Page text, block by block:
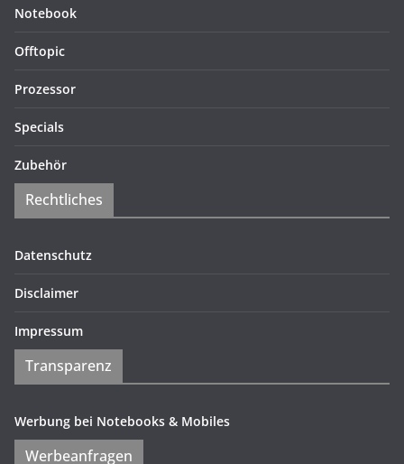
Notebook
Offtopic
Prozessor
Specials
Zubehör
Rechtliches
Datenschutz
Disclaimer
Impressum
Transparenz
Werbung bei Notebooks & Mobiles
Werbeanfragen